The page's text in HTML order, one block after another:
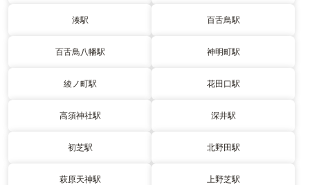
湊駅 百舌鳥駅
百舌鳥八幡駅 神明町駅
綾ノ町駅 花田口駅
高須神社駅 深井駅
初芝駅 北野田駅
萩原天神駅 上野芝駅